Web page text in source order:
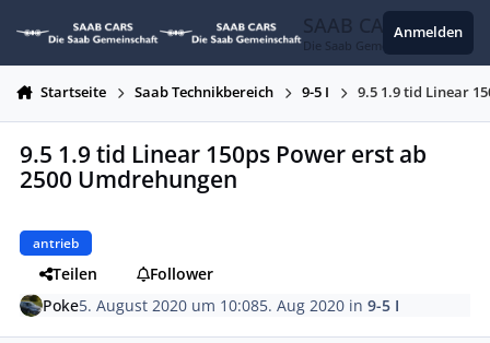
SAAB CARS
Die Saab Gemeinschaft
Anmelden
Startseite Saab Technikbereich 9-5 I 9.5 1.9 tid Linear
9.5 1.9 tid Linear 150ps Power erst ab
2500 Umdrehungen
antrieb
Teilen
Follower
Poke5. August 2020 um 10:085. Aug 2020 in9-5 I